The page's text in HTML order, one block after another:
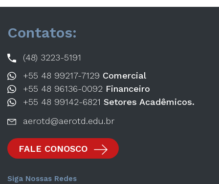
Contatos:
(48) 3223-5191
+55 48 99217-7129 Comercial
+55 48 96136-0092 Financeiro
+55 48 99142-6821 Setores Acadêmicos.
aerotd@aerotd.edu.br
FALE CONOSCO
Siga Nossas Redes